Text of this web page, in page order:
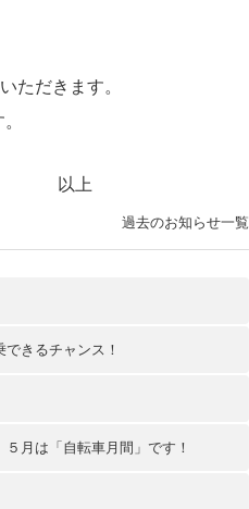
ただきます。
きるチャンス！
月は「自転車月間」です！
過去のお知らせ一覧